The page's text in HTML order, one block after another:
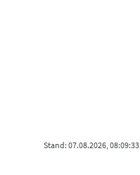
Stand: 07.08.2026, 08:09:33